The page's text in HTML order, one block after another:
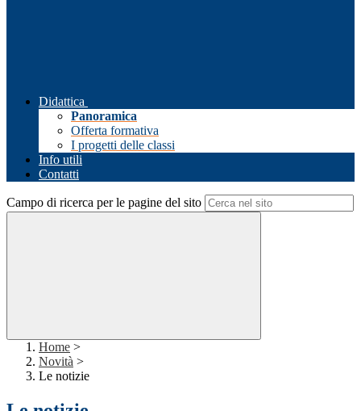
Didattica
Panoramica
Offerta formativa
I progetti delle classi
Info utili
Contatti
Campo di ricerca per le pagine del sito
Home >
Novità >
Le notizie